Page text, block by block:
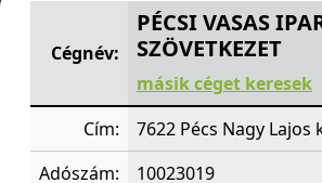
PÉCSI VASAS IPARI SZÖVETKEZET
Cégnév:
PÉCSI VASAS
SZÖVETKEZET
másik céget keresek
Cím:
7622 Pécs Nagy Lajos
Adószám:
10023019